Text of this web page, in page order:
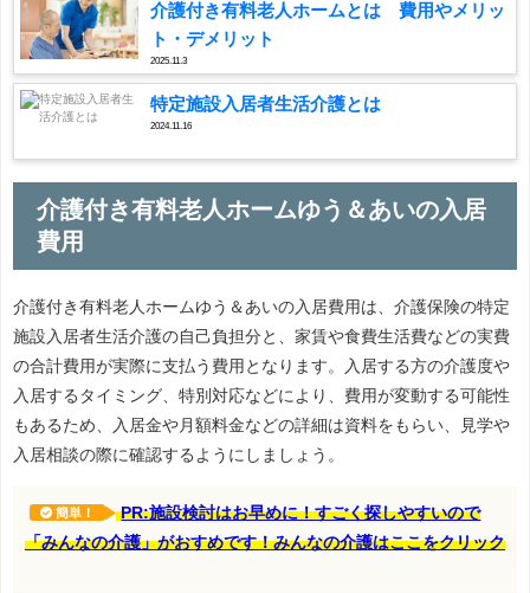
介護付き有料老人ホームとは 費用やメリッ
ト・デメリット
2025.11.3
特定施設入居者生活介護とは
2024.11.16
介護付き有料老人ホームゆう＆あいの入居
費用
介護付き有料老人ホームゆう＆あいの入居費用は、介護保険の特定
施設入居者生活介護の自己負担分と、家賃や食費生活費などの実費
の合計費用が実際に支払う費用となります。入居する方の介護度や
入居するタイミング、特別対応などにより、費用が変動する可能性
もあるため、入居金や月額料金などの詳細は資料をもらい、見学や
入居相談の際に確認するようにしましょう。
簡単！
PR:施設検討はお早めに！すごく探しやすいので
「みんなの介護」がおすめです！みんなの介護はここをクリック